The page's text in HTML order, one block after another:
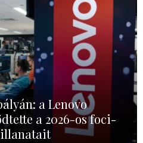
a Lenovo
a 2026-os foci-